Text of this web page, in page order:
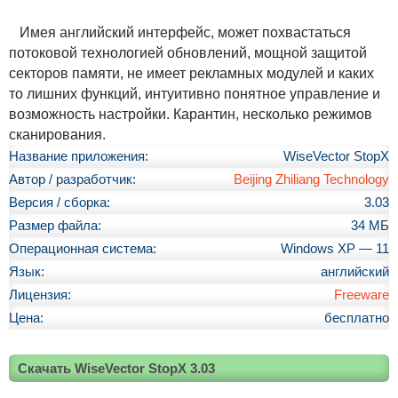
Имея английский интерфейс, может похвастаться
потоковой технологией обновлений, мощной защитой
секторов памяти, не имеет рекламных модулей и каких
то лишних функций, интуитивно понятное управление и
возможность настройки. Карантин, несколько режимов
сканирования.
Название приложения:
WiseVector StopX
Автор / разработчик:
Beijing Zhiliang Technology
Версия / сборка:
3.03
Размер файла:
34 МБ
Операционная система:
Windows XP — 11
Язык:
английский
Лицензия:
Freeware
Цена:
бесплатно
Скачать WiseVector StopX 3.03